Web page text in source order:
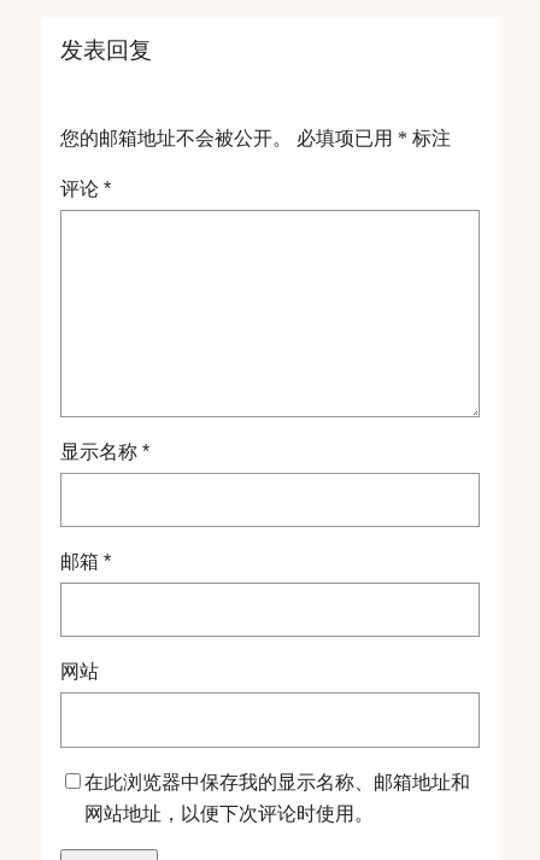
发表回复
您的邮箱地址不会被公开。 必填项已用 * 标注
评论 *
显示名称 *
邮箱 *
网站
在此浏览器中保存我的显示名称、邮箱地址和
网站地址，以便下次评论时使用。